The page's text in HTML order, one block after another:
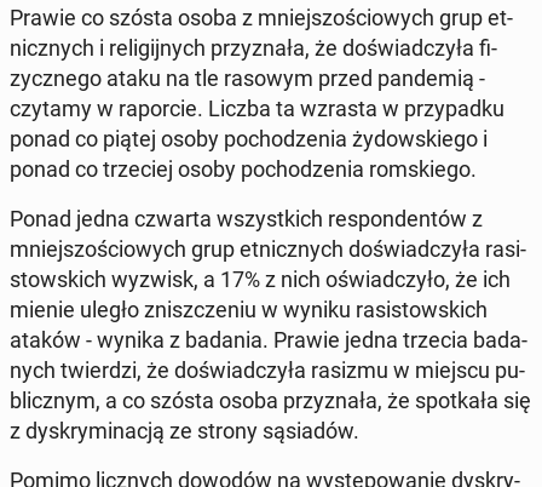
Prawie co szósta osoba z mniej­szo­ścio­wych grup et­
nicz­nych i re­li­gij­nych przy­zna­ła, że do­świad­czy­ła fi­
zycz­ne­go ataku na tle rasowym przed pan­de­mią -
czytamy w ra­por­cie. Liczba ta wzrasta w przy­pad­ku
ponad co piątej osoby po­cho­dze­nia ży­dow­skie­go i
ponad co trze­ciej osoby po­cho­dze­nia rom­skie­go.
Ponad jedna czwarta wszyst­kich re­spon­den­tów z
mniej­szo­ścio­wych grup et­nicz­nych do­świad­czy­ła ra­si­
stow­skich wyzwisk, a 17% z nich oświad­czy­ło, że ich
mienie uległo znisz­cze­niu w wyniku ra­si­stow­skich
ataków - wynika z badania. Prawie jedna trzecia ba­da­
nych twier­dzi, że do­świad­czy­ła rasizmu w miejscu pu­
blicz­nym, a co szósta osoba przy­zna­ła, że spo­tka­ła się
z dys­kry­mi­na­cją ze strony są­sia­dów.
Pomimo licz­nych dowodów na wy­stę­po­wa­nie dys­kry­